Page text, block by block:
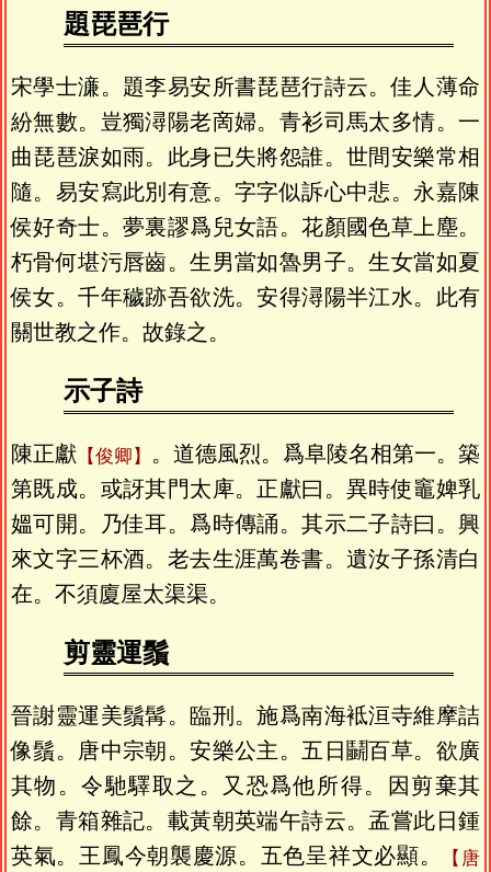
題琵琶行
宋學士濓。題李易安所書琵琶行詩云。佳人薄命
紛無數。豈獨潯陽老啇婦。青衫司馬太多情。一
曲琵琶淚如雨。此身已失將怨誰。世間安樂常相
隨。易安寫此別有意。字字似訴心中悲。永嘉陳
侯好奇士。夢裏謬爲兒女語。花顏國色草上塵。
朽骨何堪污唇齒。生男當如魯男子。生女當如夏
侯女。千年穢跡吾欲洗。安得潯陽半江水。此有
關世教之作。故錄之。
示子詩
陳正獻 俊卿
。道德風烈。爲阜陵名相第一。築
第既成。或訝其門太庳。正獻曰。異時使竈婢乳
媼可開。乃佳耳。爲時傳誦。其示二子詩曰。興
來文字三杯酒。老去生涯萬卷書。遺汝子孫清白
在。不須廈屋太渠渠。
剪靈運鬚
晉謝靈運美鬚髯。臨刑。施爲南海袛洹寺維摩詰
像鬚。唐中宗朝。安樂公主。五日鬭百草。欲廣
其物。令馳驛取之。又恐爲他所得。因剪棄其
餘。青箱雜記。載黃朝英端午詩云。孟嘗此日鍾
英氣。王鳳今朝襲慶源。五色呈祥文必顯。
唐